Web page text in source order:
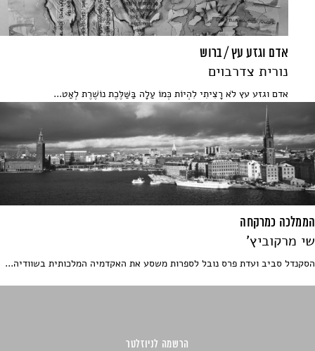
אדם וגזע עץ / ברוש
נורית צדרבוים
אדם וגזע עץ לֹא רָצִיתִי לִהְיוֹת כְּמוֹ עַלָה בַּשַּׁלֶּכֶת נוֹשֶׁרֶת לְאַט...
הממלכה כמרקחה
שי מרקוביץ'
הסקנדל סביב ועדת פרס נובל לספרות משסע את האקדמיה המלכותית בשוודיה...
הרשמה לניוזלטר